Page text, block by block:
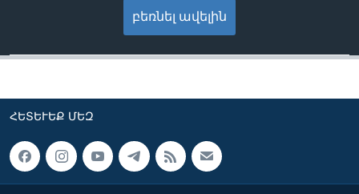
բեռնել ավելին
ՀԵՏԵՒԵՔ ՄԵԶ